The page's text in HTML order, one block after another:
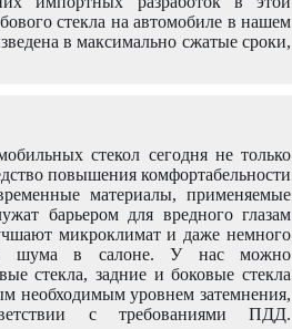
стекла на автомобиле в нашем
в максимально сжатые сроки,
стекол сегодня не только
повышения комфортабельности
материалы, применяемые
барьером для вредного глазам
микроклимат и даже немного
шума в салоне. У нас можно
стекла, задние и боковые стекла
необходимым уровнем затемнения,
с требованиями ПДД.